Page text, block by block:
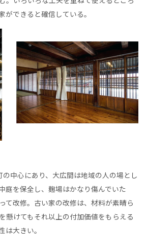
ができると確信している。
中心にあり、大広間は地域の人の場とし
庭を保全し、麹場はかなり傷んでいた
て改修。古い家の改修は、材料が素晴ら
懸けてもそれ以上の付加価値をもらえる
は大きい。